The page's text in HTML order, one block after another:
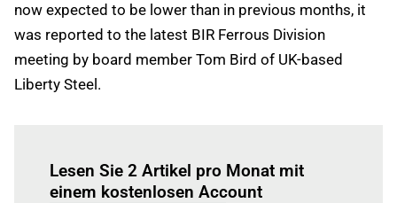
now expected to be lower than in previous months, it
was reported to the latest BIR Ferrous Division
meeting by board member Tom Bird of UK-based
Liberty Steel.
Lesen Sie 2 Artikel pro Monat mit
einem kostenlosen Account